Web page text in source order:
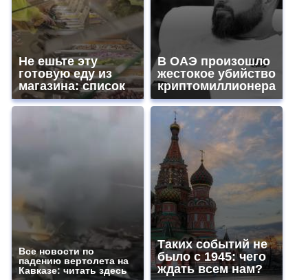
Не ешьте эту
готовую еду из
магазина: список
В ОАЭ произошло
жестокое убийство
криптомиллионера
Все новости по
падению вертолета на
Кавказе: читать здесь
Таких событий не
было с 1945: чего
ждать всем нам?